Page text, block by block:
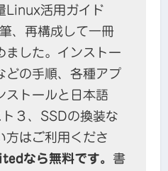
Linux活用ガイド
、再構成して一冊
ました。インストー
どの手順、各種アプ
ストールと日本語
３、SSDの換装な
方はご利用くださ
なら無料です。 書